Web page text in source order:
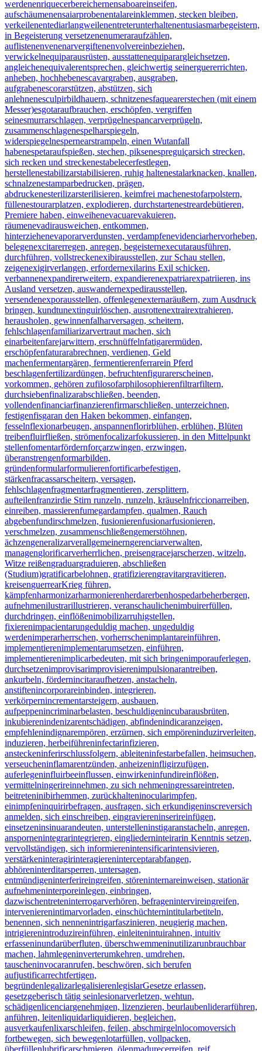
werdenenriquecerbereichernensaboareinseifen,
aufschäumenensaiarprobenentalareinklemmen, stecken bleiben,
verkeilenentediarlangweilenentreterunterhaltenentusiasmarbegeistern,
in Begeisterung versetzenenumeraraufzählen,
auflistenenvenenarvergiftenenvolvereinbeziehen,
verwickelnequiparausrüsten, ausstattenequiparargleichsetzen,
angleichenequivalerentsprechen, gleichwertig seinerguererrichten,
anheben, hochhebenescavargraben, ausgraben,
aufgrabenescorarstützen, abstützen, sich
anlehnenesculpirbildhauern, schnitzenesfaquearerstechen (mit einem
Messer)esgotaraufbrauchen, erschöpfen, vergriffen
seinesmurrarschlagen, verprügelnespancarverprügeln,
zusammenschlagenespelharspiegeln,
widerspiegelnespernearstrampeln, einen Wutanfall
habenespetaraufspießen, stechen, piksenespreguiçarsich strecken,
sich recken und streckenestabelecerfestlegen,
herstellenestabilizarstabilisieren, ruhig haltenestalarknacken, knallen,
schnalzenestamparbedrucken, prägen,
abdruckenesterilizarsterilisieren, keimfrei machenestofarpolstern,
füllenestourarplatzen, explodieren, durchstartenestreardebütieren,
Premiere haben, einweihenevacuarevakuieren,
räumenevadirausweichen, entkommen,
hinterziehenevaporarverdunsten, verdampfenevidenciarhervorheben,
belegenexcitarerregen, anregen, begeisternexecutarausführen,
durchführen, vollstreckenexibirausstellen, zur Schau stellen,
zeigenexigirverlangen, erfordernexilarins Exil schicken,
verbannenexpandirerweitern, expandierenexpatriarexpatriieren, ins
Ausland versetzen, auswandernexpedirausstellen,
versendenexporausstellen, offenlegenexternaräußern, zum Ausdruck
bringen, kundtunextinguirlöschen, ausrottenextrairextrahieren,
herausholen, gewinnenfalharversagen, scheitern,
fehlschlagenfamiliarizarvertraut machen, sich
einarbeitenfarejarwittern, erschnüffelnfatigarermüden,
erschöpfenfaturarabrechnen, verdienen, Geld
machenfermentargären, fermentierenferrarein Pferd
beschlagenfertilizardüngen, befruchtenfigurarerscheinen,
vorkommen, gehören zufilosofarphilosophierenfiltrarfiltern,
durchsiebenfinalizarabschließen, beenden,
vollendenfinanciarfinanzierenfirmarschließen, unterzeichnen,
festigenfisgaran den Haken bekommen, einfangen,
fesselnflexionarbeugen, anspannenflorirblühen, erblühen, Blüten
treibenfluirfließen, strömenfocalizarfokussieren, in den Mittelpunkt
stellenfomentarfördernforçarzwingen, erzwingen,
überanstrengenformarbilden,
gründenformularformulierenfortificarbefestigen,
stärkenfracassarscheitern, versagen,
fehlschlagenfragmentarfragmentieren, zersplittern,
aufteilenfranzirdie Stirn runzeln, runzeln, kräuselnfriccionarreiben,
einreiben, massierenfumegardampfen, qualmen, Rauch
abgebenfundirschmelzen, fusionierenfusionarfusionieren,
verschmelzen, zusammenschließengemerstöhnen,
ächzengeneralizarverallgemeinerngerenciarverwalten,
managenglorificarverherrlichen, preisengracejarscherzen, witzeln,
Witze reißengraduargraduieren, abschließen
(Studium)gratificarbelohnen, gratifizierengravitargravitieren,
kreisenguerrearKrieg führen,
kämpfenharmonizarharmonierenherdarerbenhospedarbeherbergen,
aufnehmenilustrarillustrieren, veranschaulichenimbuirerfüllen,
durchdringen, einflößenimobilizarruhigstellen,
fixierenimpacientarungeduldig machen, ungeduldig
werdenimperarherrschen, vorherrschenimplantareinführen,
implementierenimplementarumsetzen, einführen,
implementierenimplicarbedeuten, mit sich bringenimporauferlegen,
durchsetzenimprovisarimprovisierenimpulsionarantreiben,
ankurbeln, fördernincitaraufhetzen, anstacheln,
anstiftenincorporareinbinden, integrieren,
verkörpernincrementarsteigern, ausbauen,
aufpeppenincriminarbelasten, beschuldigenincubarausbrüten,
inkubierenindenizarentschädigen, abfindenindicaranzeigen,
empfehlenindignarempören, erzürnen, sich empöreninduzirverleiten,
induzieren, herbeiführeninfectarinfizieren,
ansteckeninferirschlussfolgern, ableiteninfestarbefallen, heimsuchen,
verseucheninflamarentzünden, anheizeninfligirzufügen,
auferlegeninfluirbeeinflussen, einwirkeninfundireinflößen,
vermittelningerireinnehmen, zu sich nehmeningressareintreten,
beitreteninibirhemmen, zurückhalteninocularimpfen,
einimpfeninquirirbefragen, ausfragen, sich erkundigeninscreversich
anmelden, sich einschreiben, eingraviereninserireinfügen,
einsetzeninsinuarandeuten, unterstelleninstigaranstacheln, anregen,
anspornenintegrarintegrieren, eingliederninteirarin Kenntnis setzen,
vervollständigen, sich informierenintensificarintensivieren,
verstärkeninteragirinteragiereninterceptarabfangen,
abhöreninterditarsperren, untersagen,
entmündigeninterferireingreifen, störeninternareinweisen, stationär
aufnehmeninterporeinlegen, einbringen,
dazwischentreteninterrogarverhören, befragenintervireingreifen,
intervenierenintimarvorladen, einschüchternintitularbetiteln,
benennen, sich nennenintrigarfaszinieren, neugierig machen,
intrigierenintroduzireinführen, einleitenintuirahnen, intuitiv
erfasseninundarüberfluten, überschwemmeninutilizarunbrauchbar
machen, lahmlegeninverterumkehren, umdrehen,
tauscheninvocaranrufen, beschwören, sich berufen
aufjustificarrechtfertigen,
begründenlegalizarlegalisierenlegislarGesetze erlassen,
gesetzgeberisch tätig seinlesionarverletzen, wehtun,
schädigenlicenciargenehmigen, lizenzieren, beurlaubenliderarführen,
anführen, leitenliquidarliquidieren, begleichen,
ausverkaufenlixarschleifen, feilen, abschmirgelnlocomoversich
fortbewegen, sich bewegenlotarfüllen, vollpacken,